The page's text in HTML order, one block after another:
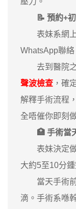
📝 預約+
表妹系網上
WhatsApp聯
去到醫院之
聲波檢查 ，確
解釋手術流程
全唔催你即刻
🏥 手術當
表妹決定
大約5至10分
當天手術前
滴。手術系喺